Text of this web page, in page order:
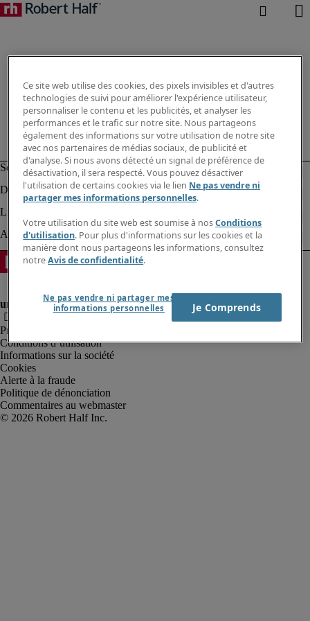
Protection des données personnelles
Conditions d’utilisation
Informations sur la société
Cookies
Alerte à la fraude
Politique de dénonciation
Commentaires au webmaster
Ce site web utilise des cookies, des pixels invisibles et d'autres
technologies de suivi pour améliorer l'expérience utilisateur,
personnaliser le contenu et les publicités, et analyser les
performances et le trafic sur notre site. Nous partageons
également des informations sur votre utilisation de notre site
avec nos partenaires de médias sociaux, de publicité et
d'analyse. Si nous avons détecté un signal de préférence de
désactivation, il sera respecté. Vous pouvez désactiver
l'utilisation de certains cookies via le lien Ne pas vendre ni
partager mes informations personnelles.
Votre utilisation du site web est soumise à nosConditions
d'utilisation. Pour plus d'informations sur les cookies et la
manière dont nous partageons les informations, consultez
notreAvis de confidentialité.
Ne pas vendre ni partager mes
informations personnelles
Je Comprends